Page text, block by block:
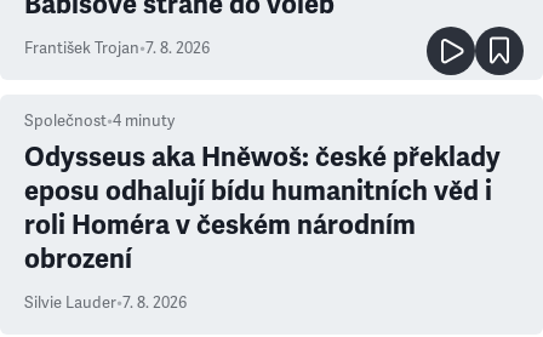
František Trojan•7. 8. 2026
Společnost•4 minuty
Odysseus aka Hněwoš: české překlady
eposu odhalují bídu humanitních věd i
roli Homéra v českém národním
obrození
Silvie Lauder•7. 8. 2026